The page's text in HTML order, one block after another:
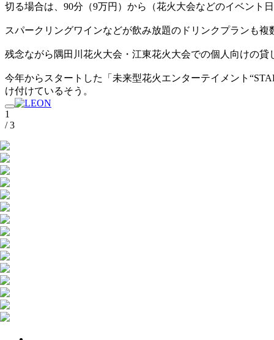
切る場合は、90分（9万円）から（花火大会などのイベント
スパークリングワインなどが飲み放題のドリンクプランも
残念ながら隅田川花火大会・江東花火大会での個人向けの
今年からスタートした「未来型花火エンターテイメント
け付けているそう。
1
/ 3